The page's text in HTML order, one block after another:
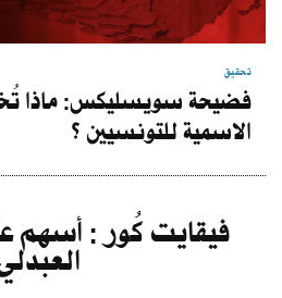
تحقيق
فضيحة سويسليكس: ماذا
الاسمية للتونسيين ؟
فيقايت كُور : أسهم